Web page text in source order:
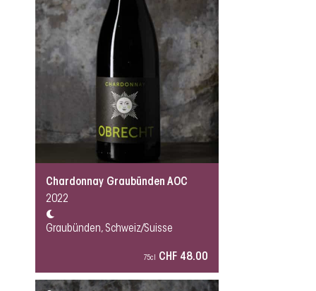
Chardonnay Graubünden AOC
2022
Graubünden, Schweiz/Suisse
75cl CHF 48.00